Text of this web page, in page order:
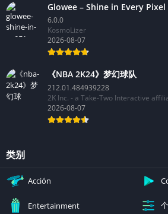
Glowee – Shine in Every Pixel
6.0.0
KosmoLizer
2026-08-07
《NBA 2K24》梦幻球队
212.01.484939228
2K Inc. - a Take-Two Interactive
2026-08-07
类别
Acción
Entertainment